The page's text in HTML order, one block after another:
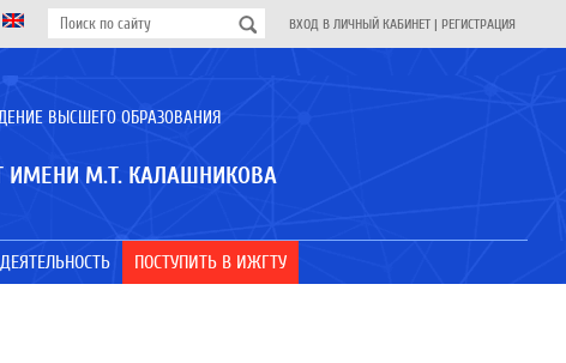
ВХОД В ЛИЧНЫЙ КАБИНЕТ | РЕГИСТРАЦИЯ
ВЫСШЕГО ОБРАЗОВАНИЯ
ИМЕНИ М.Т. КАЛАШНИКОВА
ПОСТУПИТЬ В ИЖГТУ